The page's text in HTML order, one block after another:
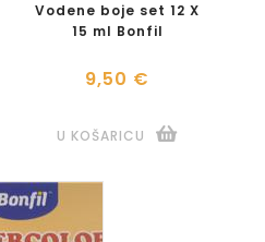
Vodene boje set 12 X
15 ml Bonfil
9,50 €
U KOŠARICU